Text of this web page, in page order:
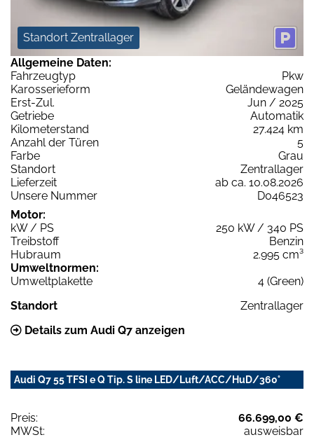
Standort Zentrallager
Allgemeine Daten:
Fahrzeugtyp
Pkw
Karosserieform
Geländewagen
Erst-Zul.
Jun / 2025
Getriebe
Automatik
Kilometerstand
27.424 km
Anzahl der Türen
5
Farbe
Grau
Standort
Zentrallager
Lieferzeit
ab ca. 10.08.2026
Unsere Nummer
D046523
Motor:
kW / PS
250 kW / 340 PS
Treibstoff
Benzin
Hubraum
2.995 cm³
Umweltnormen:
Umweltplakette
4 (Green)
Standort
Zentrallager
Details zum Audi Q7 anzeigen
Audi Q7 55 TFSI e Q Tip. S line LED/Luft/ACC/HuD/360°
Preis:
66.699,00 €
MWSt:
ausweisbar